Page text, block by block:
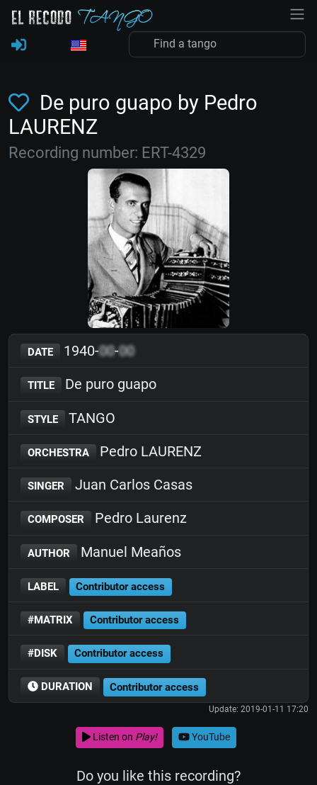
De puro guapo by Pedro
LAURENZ
Recording number: ERT-4329
DATE 1940-00-00
TITLE De puro guapo
STYLE TANGO
ORCHESTRA Pedro LAURENZ
SINGER Juan Carlos Casas
COMPOSER Pedro Laurenz
AUTHOR Manuel Meaños
LABEL Contributor access
#MATRIX Contributor access
#DISK Contributor access
DURATION Contributor access
Update: 2019-01-11 17:20
Listen on Play! YouTube
Do you like this recording?